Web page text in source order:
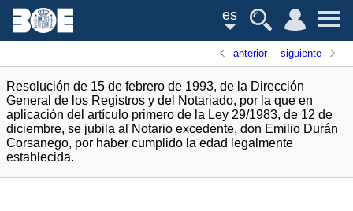
es
anterior siguiente
Resolución de 15 de febrero de 1993, de la Dirección
General de los Registros y del Notariado, por la que en
aplicación del artículo primero de la Ley 29/1983, de 12 de
diciembre, se jubila al Notario excedente, don Emilio Durán
Corsanego, por haber cumplido la edad legalmente
establecida.